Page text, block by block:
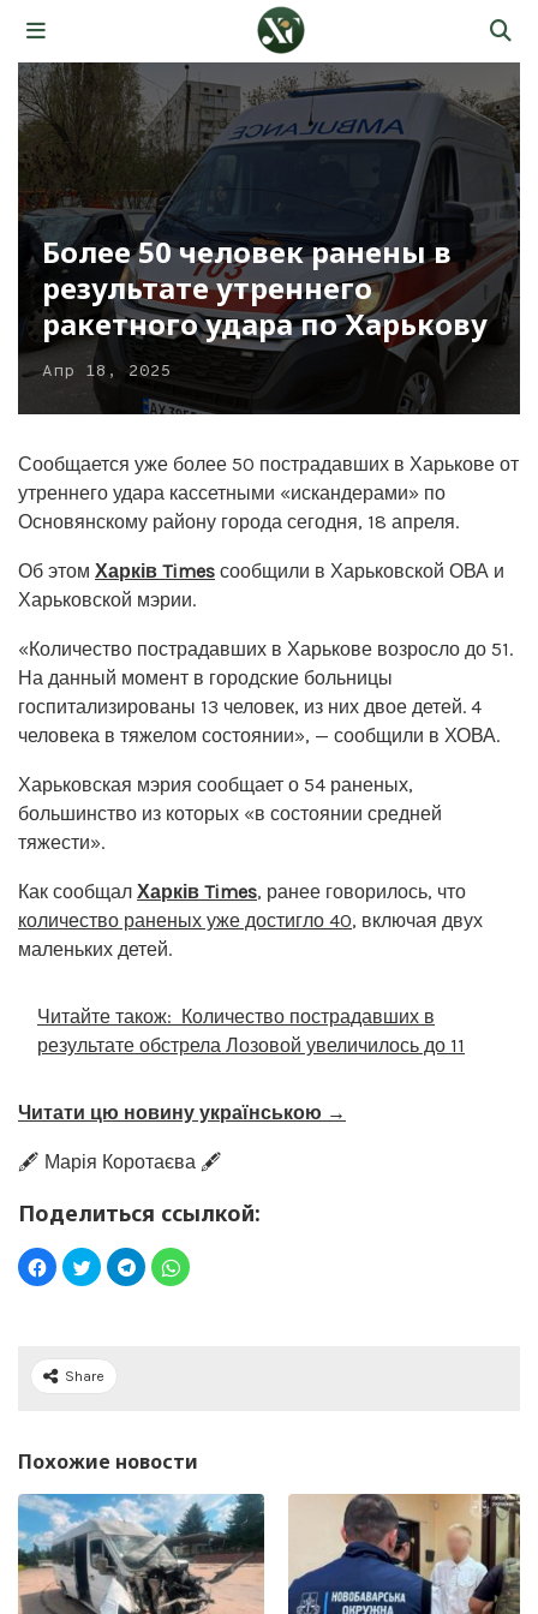
Более 50 человек ранены в
результате утреннего
ракетного удара по Харькову
Апр 18, 2025
Сообщается уже более 50 пострадавших в Харькове от
утреннего удара кассетными «искандерами» по
Основянскому району города сегодня, 18 апреля.
Об этом Харків Times сообщили в Харьковской ОВА и
Харьковской мэрии.
«Количество пострадавших в Харькове возросло до 51.
На данный момент в городские больницы
госпитализированы 13 человек, из них двое детей. 4
человека в тяжелом состоянии», — сообщили в ХОВА.
Харьковская мэрия сообщает о 54 раненых,
большинство из которых «в состоянии средней
тяжести».
Как сообщал Харків Times, ранее говорилось, что
количество раненых уже достигло 40, включая двух
маленьких детей.
Читайте також: Количество пострадавших в
результате обстрела Лозовой увеличилось до 11
Читати цю новину українською →
🖋️ Марія Коротаєва 🖋️
Поделиться ссылкой:
Share
Похожие новости